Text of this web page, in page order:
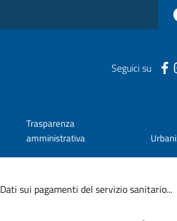
Seguici su
Trasparenza
amministrativa
Dati sui pagamenti del servizio sanitario...